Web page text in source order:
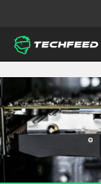
Videa
Soutěže